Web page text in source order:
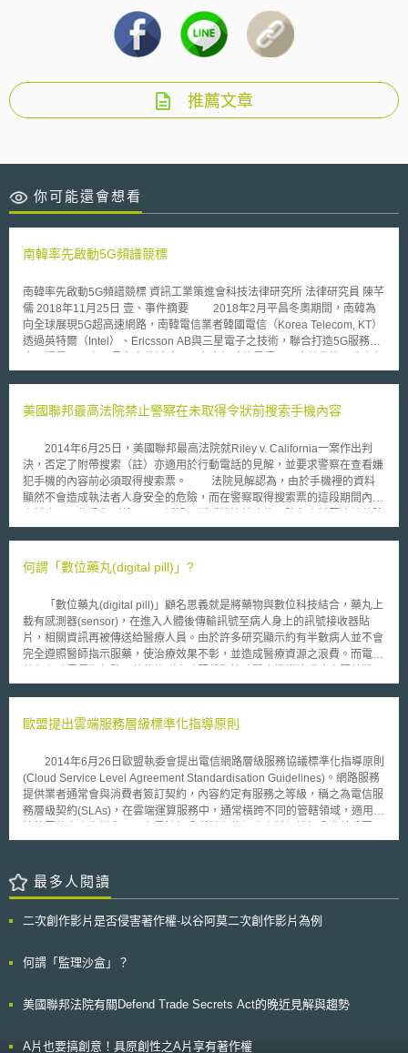
推薦文章
你可能還會想看
南韓率先啟動5G頻譜競標
南韓率先啟動5G頻譜競標 資訊工業策進會科技法律研究所 法律研究員 陳芊
儒 2018年11月25日 壹、事件摘要 2018年2月平昌冬奧期間，南韓為
向全球展現5G超高速網路，南韓電信業者韓國電信（Korea Telecom, KT）
透過英特爾（Intel）、Ericsson AB與三星電子之技術，聯合打造5G服務的
步中的5G產業享有話語權，其通訊主管機關「未來創造科學部」（Ministry
南韓成為全球第一個5G網路商用化國家[2]。 5G服務之使用與頻譜息息
28GHz頻段之頻譜競標，並已於2018年6月18日順利結束[3]。由於我國通
訊主管機關「國家通訊傳播委員會」（National Communications
Commission, NCC）表示，台灣並非5G技術標準的制定者，而是「聰明的
追隨者」[4]，是以，南韓此次5G頻譜釋照似可作為我國未來之借鏡。 貳、
重點說明 一、5G頻段之特性 5G未來之主要使用情境有三：更大頻寬
Type Communication, mMTC）、超低時延（Ultra Reliable & Low
化的使用情境，其推動需同時借助多個頻段，以同時達到超廣泛覆蓋與超高
米波頻段（Millimeter Wave, mmWave）過往較未受到使用，可較輕易被分
割用於5G網路上，因此頻譜之選用上亦以此為主。其中，除了24GHz以上
之高頻段外，sub-6GHz可進一步分為sub-2GHz的低頻段頻譜，以及2-
6GHz之中頻段頻譜[6]。 覆蓋層（Coverage Layer）：以sub-2GHz之低頻
段為主（例如700MHz），以達到廣域與深度的室內網路覆蓋。 覆蓋與容量
層（Coverage and Capacity Layer）：介於2-6GHz之中頻段，尤以
為全球首個5G商用的頻段。 超大容量層（Super Data Layer）：6GHz以上
Aggregation, CA）帶來的系統複雜性，還能提升能源效率，降低網路成
本，因此營運商一般期望主管機關能釋出連續頻寬，以利5G網路之佈署。
根據中國手機製造商華為2017年發布之「5G頻譜立場白皮書」（5G
Spectrum: Public Policy Position），中頻段作為全球5G首商用的關鍵頻
劃 2018年3月，MSIT宣布於同年6月中進行首波5G頻譜拍賣，其後將
日程訂於6月15日，標得之頻譜則會在拍賣後半年的12月1日正式生效，以
順利於2019年3月推出5G商用[8]。在此背景下，南韓政府著手修訂基於
5G無線設備技術基準之規定，使得將來於南韓上市之5G無線設備，皆須符
Standards, KATS）訂定之國家標準統一標誌「KC認證」（Korea
Certification Mark, KC Mark）[9]，從而確保5G基地台與終端設備間的接取
頻率分配計畫討論會」中，確認於3.5GHz頻段（3.42-3.7GHz）釋出
美國聯邦最高法院禁止警察在未取得令狀前搜索手機內容
2014年6月25日，美國聯邦最高法院就Riley v. California一案作出判
決，否定了附帶搜索（註）亦適用於行動電話的見解，並要求警察在查看嫌
犯手機的內容前必須取得搜索票。 法院見解認為，由於手機裡的資料
顯然不會造成執法者人身安全的危險，而在警察取得搜索票的這段期間內，
或加密而遺失），因此手機內容應不在附帶搜索的適用範圍內。判決中另指
中含有大量的個人資訊，包括通聯紀錄、標記有日期及地點的照片與影片、
的情況下查看嫌犯手機，將有可能嚴重侵犯到個人隱私。 首席大法官
John Roberts表示：「如果更進一步地細究系爭隱私利益之範圍，用戶在現
代手機上所看到的資料，事實上並不儲存在裝置本身。將手機看作一個容器
並對其內容實施附帶搜索，這樣的預設是有點勉強的，尤其當手機被用來讀
取儲存在他處的資料時，這種說法更是完全無法成立。」 在其協同意
提供了更多的隱私保護。同樣是通聯記錄，如果是從嫌犯口袋裡扣押的紙本
這麼一回事了。 註：為保護執法者人身安全並防免被告湮滅證據，我
逮捕嫌犯或執行拘提、羈押時，雖無搜索票，得逕行搜索其身體、隨身攜帶
之物件、所使用之交通工具及其立即可觸及之處所，學說上稱作「附帶搜
索」，為令狀搜索原則之例外。
何謂「數位藥丸(digital pill)」?
「數位藥丸(digital pill)」顧名思義就是將藥物與數位科技結合，藥丸上
載有感測器(sensor)，在進入人體後傳輸訊號至病人身上的訊號接收器貼
片，相關資訊再被傳送給醫療人員。由於許多研究顯示約有半數病人並不會
完全遵照醫師指示服藥，使治療效果不彰，並造成醫療資源之浪費。而電子
況，並在臨床試驗中持續觀察病患用藥後的生理反應。 日前美國食品
之上市審核申請，不久之後人們將有望享受到此數位藥丸帶來的便利。不過
制藥物釋放之系統故障或遭惡意攻擊時之應變等等問題。同時，雖然許多人
都認為數位藥丸對病人之疾病控制有利，但是病人之拒絕治療權卻可能因而
犧牲，雖然醫生不能強迫病人服藥，但法院強制處分常會牽涉特定的治療程
序，此時若病人拒絕服藥，其假釋可能被撤銷，該技術將可能成為一個監視
的手段。
歐盟提出雲端服務層級標準化指導原則
2014年6月26日歐盟執委會提出電信網路層級服務協議標準化指導原則
(Cloud Service Level Agreement Standardisation Guidelines)。網路服務
提供業者通常會與消費者簽訂契約，內容約定有服務之等級，稱之為電信服
務層級契約(SLAs)，在雲端運算服務中，通常橫跨不同的管轄領域，適用的
不同的雲端服務與模式所需要的協議約定亦不同，這些都增加訂定的複雜
意的內容，其中主要相關項目包括： 1.雲端服務的可利用性與真實性 2.從雲
端服務提供業者中可取得服務的品質 3.安全層級 4.在雲端中如何妥善管理資
針對不同的名詞定義解是，亦針對不同的契約與法律議題說明，包括業者在
在指導原則提出之後，執委會將與雲端使用者，特別是一些小型企業進行檢
最多人閱讀
二次創作影片是否侵害著作權-以谷阿莫二次創作影片為例
何謂「監理沙盒」？
美國聯邦法院有關Defend Trade Secrets Act的晚近見解與趨勢
A片也要搞創意！具原創性之A片享有著作權